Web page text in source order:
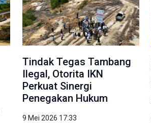
Tindak Tegas Tambang
Ilegal, Otorita IKN
Perkuat Sinergi
Penegakan Hukum
9 Mei 2026 17:33